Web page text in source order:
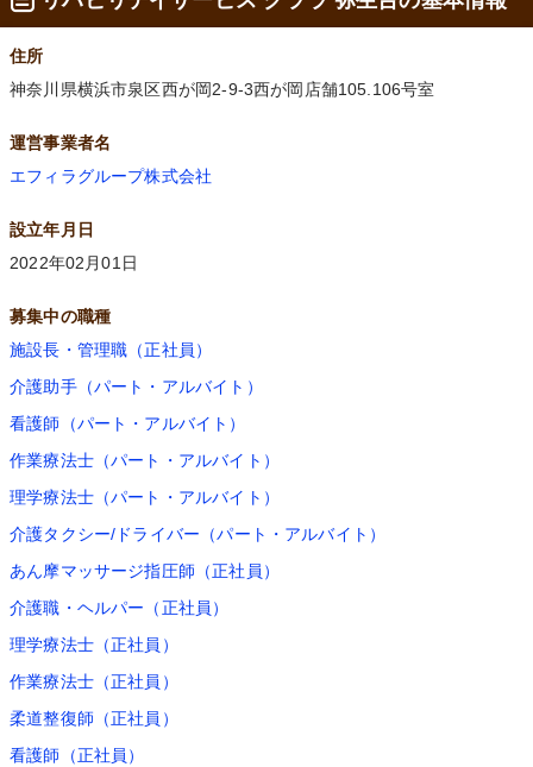
住所
神奈川県横浜市泉区西が岡2-9-3西が岡店舗105.106号室
運営事業者名
エフィラグループ株式会社
設立年月日
2022年02月01日
募集中の職種
施設長・管理職（正社員）
介護助手（パート・アルバイト）
看護師（パート・アルバイト）
作業療法士（パート・アルバイト）
理学療法士（パート・アルバイト）
介護タクシー/ドライバー（パート・アルバイト）
あん摩マッサージ指圧師（正社員）
介護職・ヘルパー（正社員）
理学療法士（正社員）
作業療法士（正社員）
柔道整復師（正社員）
看護師（正社員）